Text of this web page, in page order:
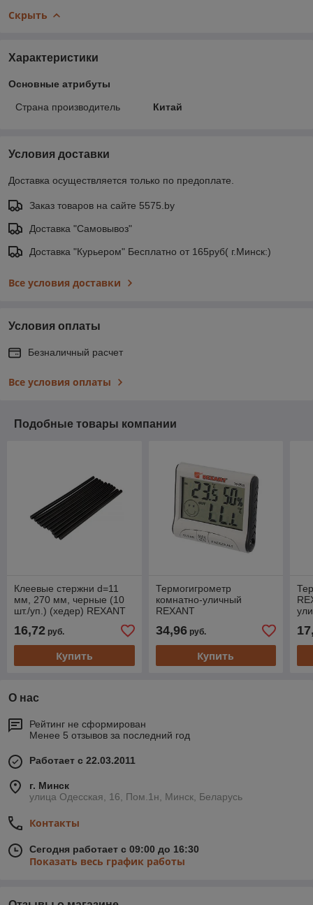
Скрыть
Характеристики
Основные атрибуты
Страна производитель Китай
Условия доставки
Доставка осуществляется только по предоплате.
Заказ товаров на сайте 5575.by
Доставка "Самовывоз"
Доставка "Курьером" Бесплатно от 165руб( г.Минск:)
Все условия доставки
Условия оплаты
Безналичный расчет
Все условия оплаты
Подобные товары компании
Клеевые стержни d=11
мм, 270 мм, черные (10
шт./уп.) (хедер) REXANT
16,72 руб.
Купить
Термогигрометр
комнатно-уличный
REXANT
34,96руб.
Купить
О нас
Рейтинг не сформирован
Менее 5 отзывов за последний год
Работает с 22.03.2011
г. Минск
улица Одесская, 16, Пом.1н, Минск, Беларусь
Контакты
Сегодня работает с 09:00 до 16:30
Показать весь график работы